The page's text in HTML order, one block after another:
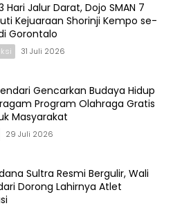
Hari Jalur Darat, Dojo SMAN 7
Kejuaraan Shorinji Kempo se-
Gorontalo
31 Juli 2026
Gencarkan Budaya Hidup
Program Olahraga Gratis
Masyarakat
29 Juli 2026
Sultra Resmi Bergulir, Wali
Dorong Lahirnya Atlet